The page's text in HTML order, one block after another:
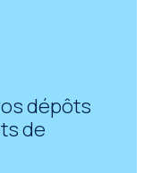
dépôts
de